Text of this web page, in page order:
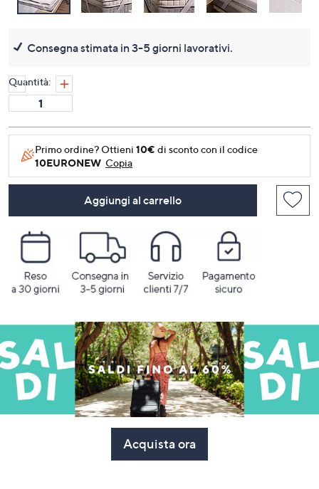
Consegna stimata in 3-5 giorni lavorativi.
Quantità:
Primo ordine? Ottieni 10€ di sconto con il codice
10EURONEW Copia
Aggiungi al carrello
Acquista ora